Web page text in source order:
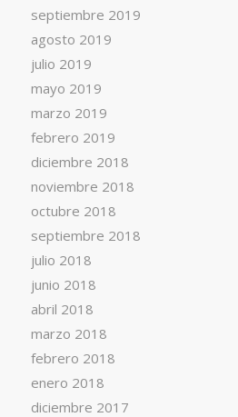
septiembre 2019
agosto 2019
julio 2019
mayo 2019
marzo 2019
febrero 2019
diciembre 2018
noviembre 2018
octubre 2018
septiembre 2018
julio 2018
junio 2018
abril 2018
marzo 2018
febrero 2018
enero 2018
diciembre 2017